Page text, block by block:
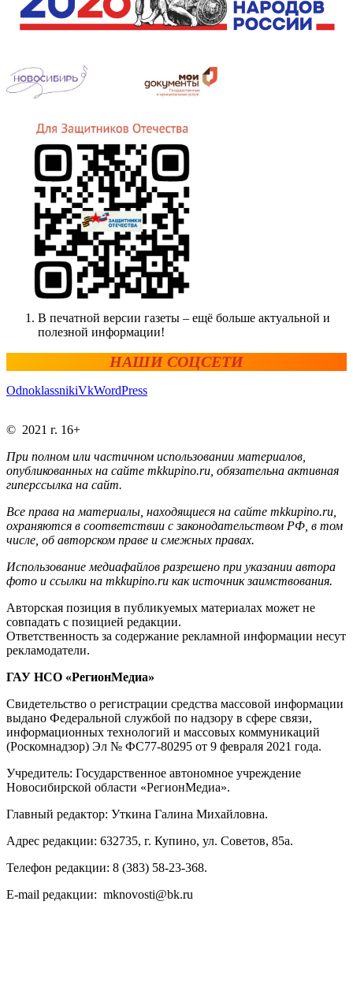
В печатной версии газеты – ещё больше актуальной и
полезной информации!
НАШИ СОЦСЕТИ
OdnoklassnikiVkWordPress
© 2021 г. 16+
При полном или частичном использовании материалов,
опубликованных на сайте mkkupino.ru, обязательна активная
гиперссылка на сайт.
Все права на материалы, находящиеся на сайте mkkupino.ru,
охраняются в соответствии с законодательством РФ, в том
числе, об авторском праве и смежных правах.
Использование медиафайлов разрешено при указании автора
фото и ссылки на mkkupino.ru как источник заимствования.
Авторская позиция в публикуемых материалах может не
совпадать с позицией редакции.
Ответственность за содержание рекламной информации несут
рекламодатели.
ГАУ НСО «РегионМедиа»
Свидетельство о регистрации средства массовой информации
выдано Федеральной службой по надзору в сфере связи,
информационных технологий и массовых коммуникаций
(Роскомнадзор) Эл № ФС77-80295 от 9 февраля 2021 года.
Учредитель: Государственное автономное учреждение
Новосибирской области «РегионМедиа».
Главный редактор: Уткина Галина Михайловна.
Адрес редакции: 632735, г. Купино, ул. Советов, 85а.
Телефон редакции: 8 (383) 58-23-368.
E-mail редакции: mknovosti@bk.ru